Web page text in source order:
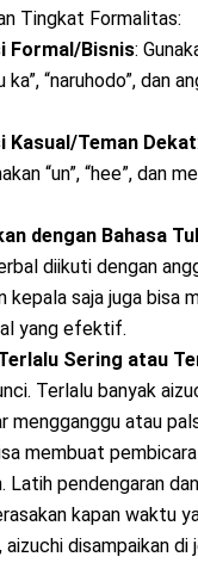
Tingkat Formalitas:
Formal/Bisnis:
ka”, “naruhodo”, dan
Kasual/Teman Dekat
“un”, “hee”, dan
dengan Bahasa
diikuti dengan
kepala saja juga bisa
yang efektif.
Sering atau
Terlalu banyak
mengganggu atau
membuat
Latih pendengaran
kapan waktu
aizuchi disampaikan di